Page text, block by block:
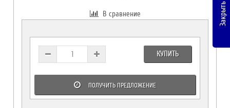
В сравнение
КУПИТЬ
ПОЛУЧИТЬ ПРЕДЛОЖЕНИЕ
Закрыть